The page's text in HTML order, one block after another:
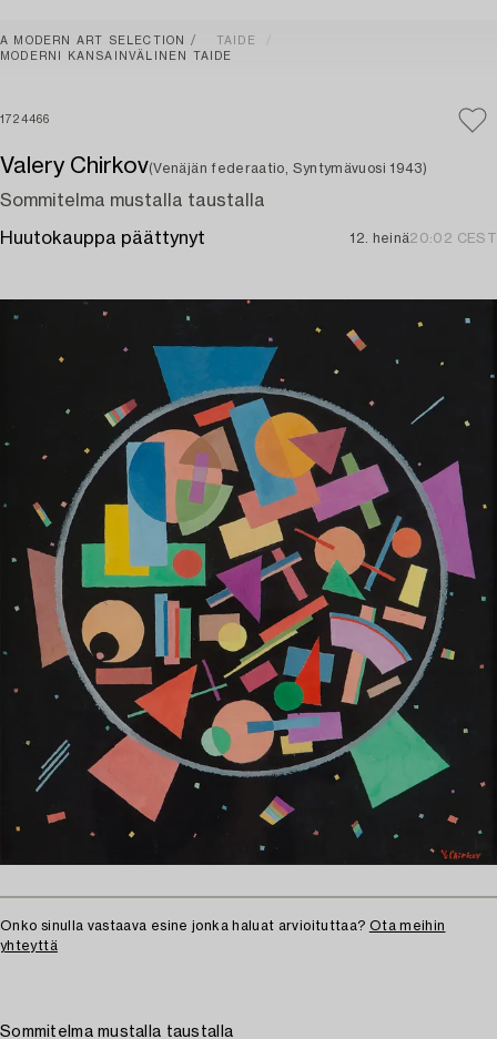
A MODERN ART SELECTION
TAIDE
MODERNI KANSAINVÄLINEN TAIDE
1724466
Valery Chirkov(Venäjän federaatio, Syntymävuosi 1943)
Sommitelma mustalla taustalla
Huutokauppa päättynyt 12. heinä20:02 CEST
Onko sinulla vastaava esine jonka haluat arvioituttaa? Ota meihin
yhteyttä
Sommitelma mustalla taustalla